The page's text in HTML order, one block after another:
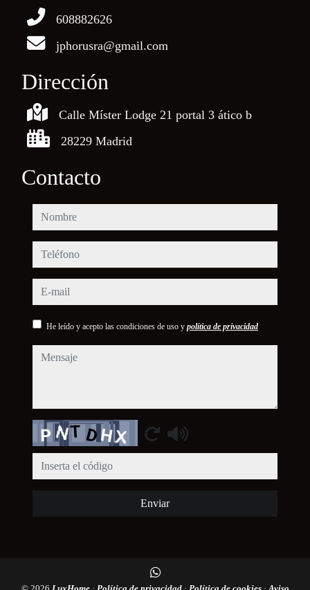
608882626
jphorusra@gmail.com
Dirección
Calle Míster Lodge 21 portal 3 ático b
28229 Madrid
Contacto
nombre
teléfono
e-mail
He leído y acepto las condiciones de uso y política de privacidad
mensaje
Captcha
Enviar